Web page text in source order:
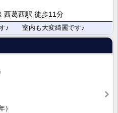
西葛西駅 徒歩11分
す♪ 室内も大変綺麗です♪
）